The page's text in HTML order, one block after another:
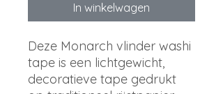
In winkelwagen
Deze Monarch vlinder washi
tape is een lichtgewicht,
decoratieve tape gedrukt